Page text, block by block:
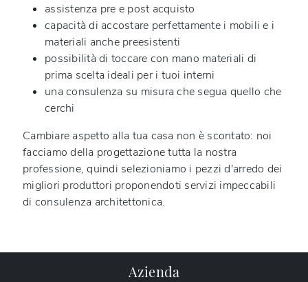
assistenza pre e post acquisto
capacità di accostare perfettamente i mobili e i
materiali anche preesistenti
possibilità di toccare con mano materiali di
prima scelta ideali per i tuoi interni
una consulenza su misura che segua quello che
cerchi
Cambiare aspetto alla tua casa non è scontato: noi
facciamo della progettazione tutta la nostra
professione, quindi selezioniamo i pezzi d'arredo dei
migliori produttori proponendoti servizi impeccabili
di consulenza architettonica.
Azienda